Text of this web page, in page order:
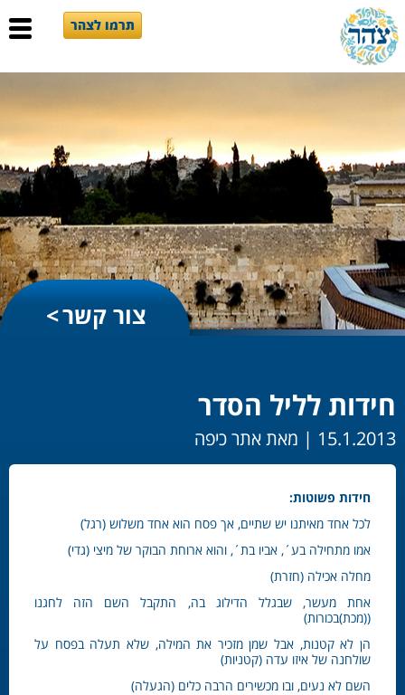
תרמו לצהר
צור קשר
חידות לליל הסדר
15.1.2013 | מאת אתר כיפה
חידות פשוטות:
לכל אחד מאיתנו יש שתיים, אך פסח הוא אחד משלוש (רגל)
אמו מתחילה בע´, אביו בת´, והוא ארוחת הבוקר של מיצי (גדי)
מחלה אכילה (חזרת)
אחת מעשר, שבגלל הדילוג בה, התקבל השם הזה לחגנו
((מכת)בכורות)
הן לא קטנות, אבל שמן מזכיר את המילה, שלא תעלה בפסח על
שולחנה של איזו עדה (קטניות)
השם לא נעים, ובו מכשירים הרבה כלים (הגעלה)